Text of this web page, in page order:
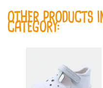
OTHER PRODUCTS
CATEGORY: